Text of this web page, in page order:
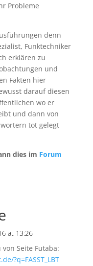
Probleme
denn
Funktechniker
erklären zu
und
Fakten hier
darauf diesen
wo er
und dann von
tot gelegt
dies im Forum
at 13:26
Seite Futaba:
?q=FASST_LBT